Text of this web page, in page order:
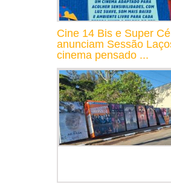
Cine 14 Bis e Super
anunciam Sessão
cinema pensado ...